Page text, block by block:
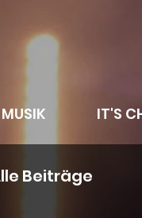
MUSIK IT'S
Beiträge